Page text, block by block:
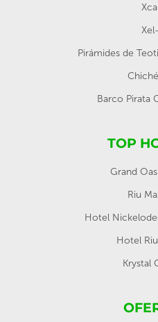
Pirámides de
Barco Pirata
TOP
Grand
Riu
Hotel
Hotel
Krystal